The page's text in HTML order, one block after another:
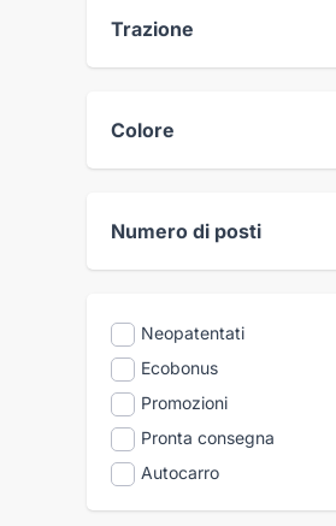
Trazione
Colore
Numero di posti
Neopatentati
Ecobonus
Promozioni
Pronta consegna
Autocarro